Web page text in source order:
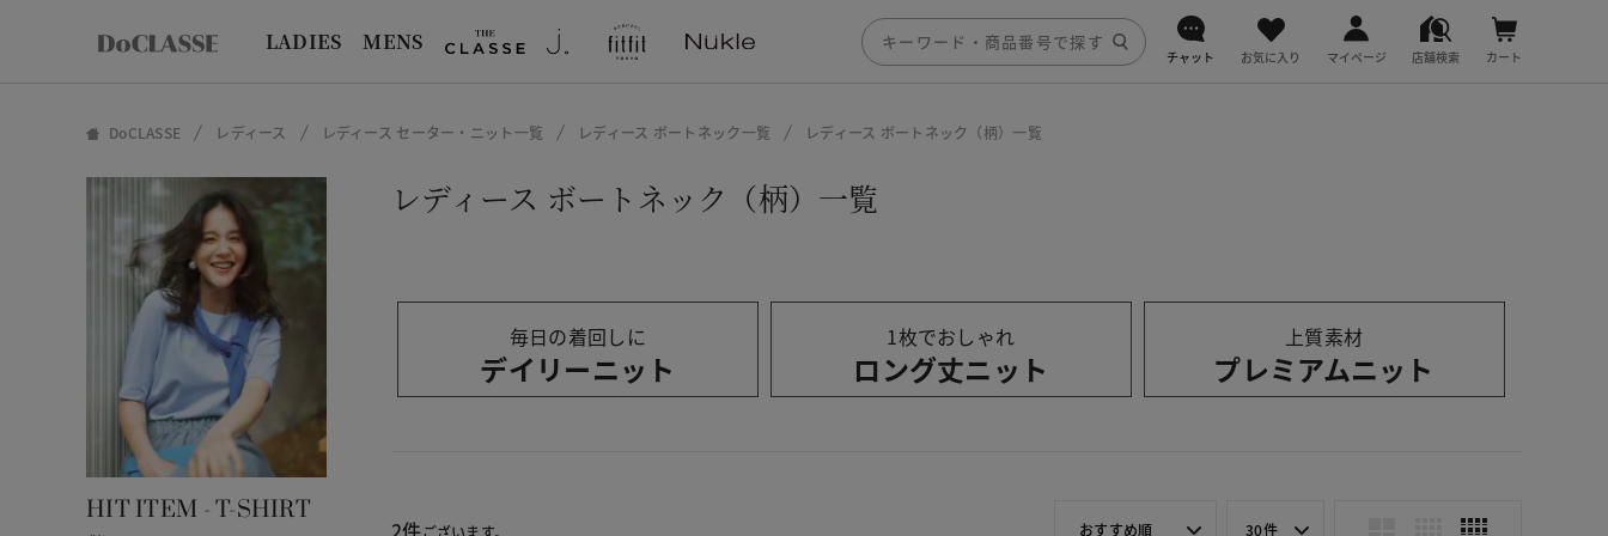
LADIES MENS
チャット お気に入り マイページ 店舗検索 カート
DoCLASSE レディース レディース セーター・ニット一覧 レディース ボートネック一覧 レディース ボートネック（柄）一覧
HIT ITEM - T-SHIRT
レディース ボートネック（柄）一覧
毎日の着回しに
デイリーニット
1枚でおしゃれ
ロング丈ニット
上質素材
プレミアムニット
2件ございます。 おすすめ順 30件